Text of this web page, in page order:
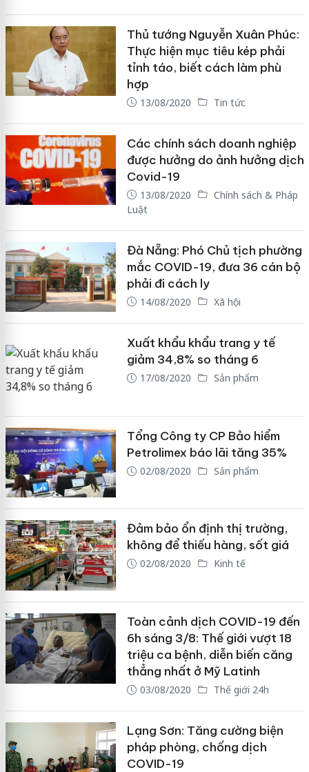
Thủ tướng Nguyễn Xuân Phúc:
Thực hiện mục tiêu kép phải
tỉnh táo, biết cách làm phù
hợp
13/08/2020 Tin tức
Các chính sách doanh nghiệp
được hưởng do ảnh hưởng dịch
Covid-19
13/08/2020
Chính sách & Pháp
Luật
Đà Nẵng: Phó Chủ tịch phường
mắc COVID-19, đưa 36 cán bộ
phải đi cách ly
14/08/2020 Xã hội
Xuất khẩu khẩu trang y tế
giảm 34,8% so tháng 6
17/08/2020 Sản phẩm
Tổng Công ty CP Bảo hiểm
Petrolimex báo lãi tăng 35%
02/08/2020 Sản phẩm
Đảm bảo ổn định thị trường,
không để thiếu hàng, sốt giá
02/08/2020 Kinh tế
Toàn cảnh dịch COVID-19 đến
6h sáng 3/8: Thế giới vượt 18
triệu ca bệnh, diễn biến căng
thẳng nhất ở Mỹ Latinh
03/08/2020 Thế giới 24h
Lạng Sơn: Tăng cường biện
pháp phòng, chống dịch
COVID-19